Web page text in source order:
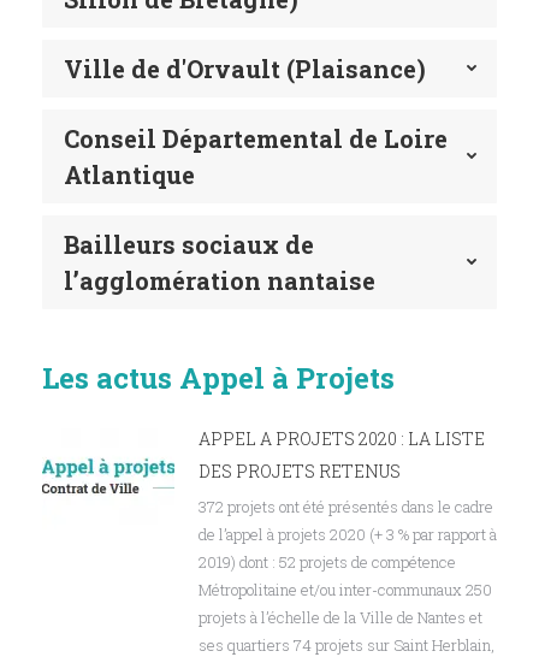
Ville de d'Orvault (Plaisance)
Conseil Départemental de Loire
Atlantique
Bailleurs sociaux de
l’agglomération nantaise
Les actus Appel à Projets
APPEL A PROJETS 2020 : LA LISTE
DES PROJETS RETENUS
372 projets ont été présentés dans le cadre
de l’appel à projets 2020 (+ 3 % par rapport à
2019) dont : 52 projets de compétence
Métropolitaine et/ou inter-communaux 250
projets à l’échelle de la Ville de Nantes et
ses quartiers 74 projets sur Saint Herblain,